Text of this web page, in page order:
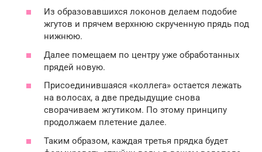
Из образовавшихся локонов делаем подобие
жгутов и прячем верхнюю скрученную прядь под
нижнюю.
Далее помещаем по центру уже обработанных
прядей новую.
Присоединившаяся «коллега» остается лежать
на волосах, а две предыдущие снова
сворачиваем жгутиком. По этому принципу
продолжаем плетение далее.
Таким образом, каждая третья прядка будет